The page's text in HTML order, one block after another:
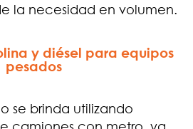
la necesidad en volumen.
y diésel para equipos
pesados
se brinda utilizando